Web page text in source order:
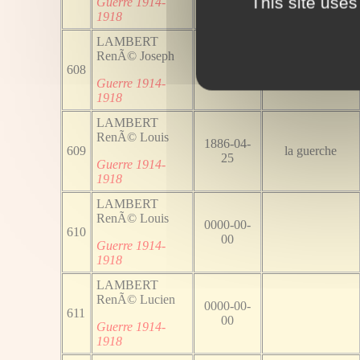
1918
608
LAMBERT
RenÃ© Joseph
Guerre 1914-
1918
609
LAMBERT
RenÃ© Louis
Guerre 1914-
1918
1886-04-
25
la guerche
610
LAMBERT
RenÃ© Louis
Guerre 1914-
1918
0000-00-
00
611
LAMBERT
RenÃ© Lucien
Guerre 1914-
1918
0000-00-
00